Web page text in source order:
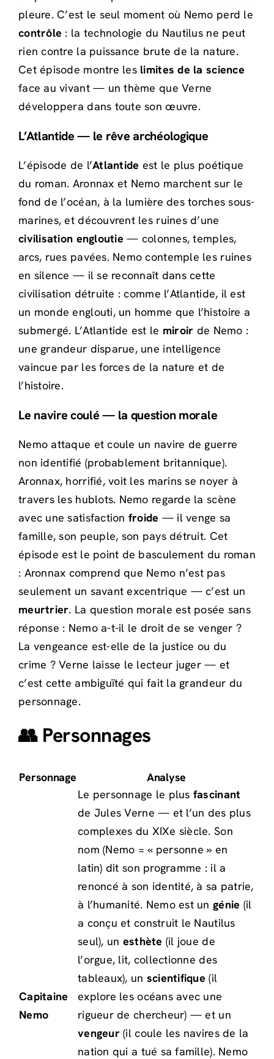
pleure. C’est le seul moment où Nemo perd le
contrôle : la technologie du Nautilus ne peut
rien contre la puissance brute de la nature.
Cet épisode montre les limites de la science
face au vivant — un thème que Verne
développera dans toute son œuvre.
L’Atlantide — le rêve archéologique
L’épisode de l’Atlantide est le plus poétique
du roman. Aronnax et Nemo marchent sur le
fond de l’océan, à la lumière des torches sous-
marines, et découvrent les ruines d’une
civilisation engloutie — colonnes, temples,
arcs, rues pavées. Nemo contemple les ruines
en silence — il se reconnaît dans cette
civilisation détruite : comme l’Atlantide, il est
un monde englouti, un homme que l’histoire a
submergé. L’Atlantide est le miroir de Nemo :
une grandeur disparue, une intelligence
vaincue par les forces de la nature et de
l’histoire.
Le navire coulé — la question morale
Nemo attaque et coule un navire de guerre
non identifié (probablement britannique).
Aronnax, horrifié, voit les marins se noyer à
travers les hublots. Nemo regarde la scène
avec une satisfaction froide — il venge sa
famille, son peuple, son pays détruit. Cet
épisode est le point de basculement du roman
: Aronnax comprend que Nemo n’est pas
seulement un savant excentrique — c’est un
meurtrier. La question morale est posée sans
réponse : Nemo a-t-il le droit de se venger ?
La vengeance est-elle de la justice ou du
crime ? Verne laisse le lecteur juger — et
c’est cette ambiguïté qui fait la grandeur du
personnage.
👥 Personnages
Personnage Analyse
Capitaine
Nemo
Le personnage le plus fascinant
de Jules Verne — et l’un des plus
complexes du XIXe siècle. Son
nom (Nemo = « personne » en
latin) dit son programme : il a
renoncé à son identité, à sa patrie,
à l’humanité. Nemo est ungénie (il
a conçu et construit le Nautilus
seul), un esthète (il joue de
l’orgue, lit, collectionne des
tableaux), un scientifique (il
explore les océans avec une
rigueur de chercheur) — et un
vengeur(il coule les navires de la
nation qui a tué sa famille). Nemo